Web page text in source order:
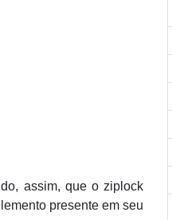
assim, que o ziplock
presente em seu